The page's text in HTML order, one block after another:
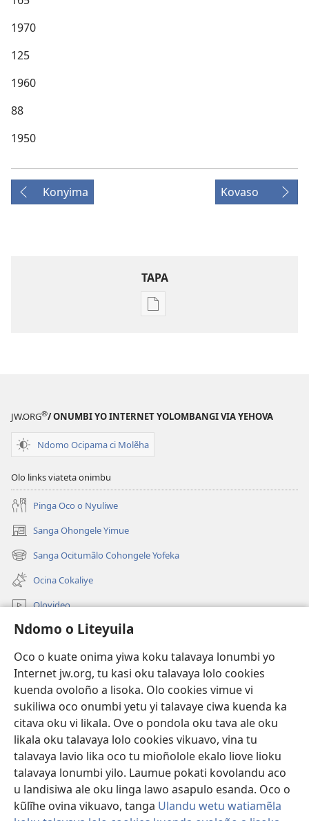
Ndomo o Liteyuila
Oco o kuate onima yiwa koku talavaya lonumbi yo
Internet jw.org, tu kasi oku talavaya lolo cookies
kuenda ovoloño a lisoka. Olo cookies vimue vi
sukiliwa oco onumbi yetu yi talavaye ciwa kuenda ka
citava oku vi likala. Ove o pondola oku tava ale oku
likala oku talavaya lolo cookies vikuavo, vina tu
talavaya lavio lika oco tu mioñolole ekalo liove lioku
talavaya lonumbi yilo. Laumue pokati kovolandu aco
u landisiwa ale oku linga lawo asapulo esanda. Oco o
kũlĩhe ovina vikuavo, tanga Ulandu wetu watiamẽla
1970
125
1960
88
1950
Konyima Kovaso
TAPA
Publication
2010
JW.ORG®/ ONUMBI YO INTERNET YOLOMBANGI VIA YEHOVA
Ndomo Ocipama ci Molẽha
Olo links viateta onimbu
Pinga Oco o Nyuliwe
Sanga Ohongele Yimue
(yikula
onjanela
yokaliye)
Sanga Ocitumãlo Cohongele Yofeka
(yikula
onjanela
yokaliye)
Ocina Cokaliye
Olovideo
Videos with Audio Descriptions
Sandiliya
Ekuatiso
Olombanjaile
(yikula
onjanela
yokaliye)OCISELEKO CALIVULU VO INTERNET Colombangi Via
Yehova™
(yikula
onjanela
yokaliye)JW Hub
(yikula
onjanela
OJW Library